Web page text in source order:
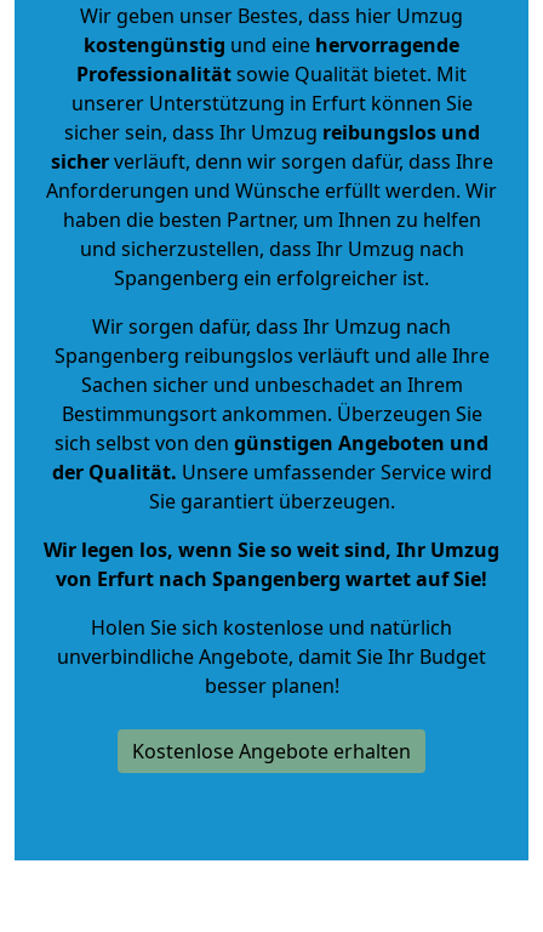
Wir geben unser Bestes, dass hier Umzug
kostengünstig und eine hervorragende
Professionalitätsowie Qualität bietet. Mit
unserer Unterstützung in Erfurt können Sie
sicher sein, dass Ihr Umzug reibungslos und
sicherverläuft, denn wir sorgen dafür, dass Ihre
Anforderungen und Wünsche erfüllt werden. Wir
haben die besten Partner, um Ihnen zu helfen
und sicherzustellen, dass Ihr Umzug nach
Spangenberg ein erfolgreicher ist.
Wir sorgen dafür, dass Ihr Umzug nach
Spangenberg reibungslos verläuft und alle Ihre
Sachen sicher und unbeschadet an Ihrem
Bestimmungsort ankommen. Überzeugen Sie
sich selbst von den günstigen Angeboten und
der Qualität. Unsere umfassender Service wird
Sie garantiert überzeugen.
Wir legen los, wenn Sie so weit sind, Ihr Umzug
von Erfurt nach Spangenberg wartet auf Sie!
Holen Sie sich kostenlose und natürlich
unverbindliche Angebote, damit Sie Ihr Budget
besser planen!
Kostenlose Angebote erhalten